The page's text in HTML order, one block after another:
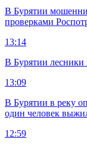
В Бурятии
проверками
13:14
В Бурятии
13:09
В Бурятии в реку
один человек
12:59